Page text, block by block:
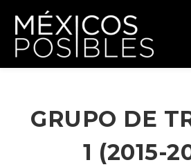
GRUPO DE
1 (2015-